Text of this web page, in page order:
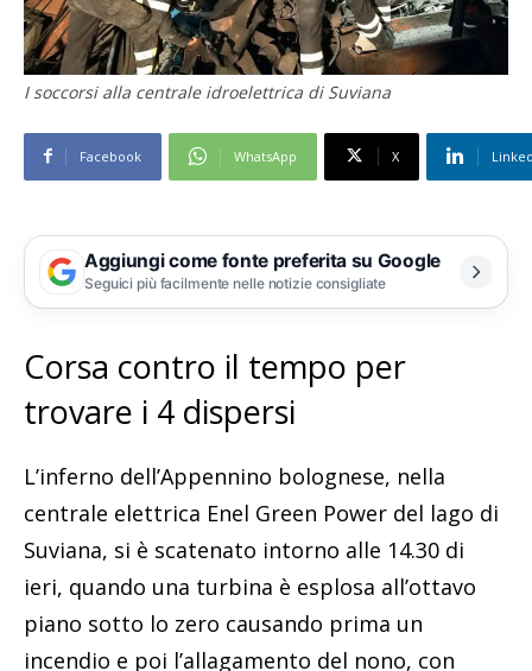
I soccorsi alla centrale idroelettrica di Suviana
Facebook WhatsApp X
Aggiungi come fonte preferita su Google
Seguici più facilmente nelle notizie consigliate
Corsa contro il tempo per
trovare i 4 dispersi
L’inferno dell’Appennino bolognese, nella
centrale elettrica Enel Green Power del lago di
Suviana, si è scatenato intorno alle 14.30 di
ieri, quando una turbina è esplosa all’ottavo
piano sotto lo zero causando prima un
incendio e poi l’allagamento del nono, con